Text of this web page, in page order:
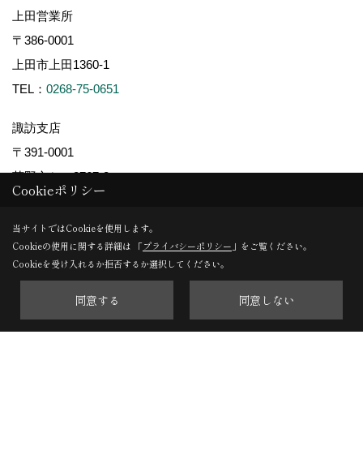
上田営業所
〒386-0001
上田市上田1360-1
TEL： 0268-75-0651
諏訪支店
〒391-0001
茅野市ちの2767-2
0266-78-0881
軽井沢支店
〒389-0111
Cookieポリシー
当サイトではCookieを使用します。
Cookieの使用に関する詳細は 「プライバシーポリシー 」をご覧ください。
Cookieを受け入れるか拒否するか選択してください。
同意する 同意しない